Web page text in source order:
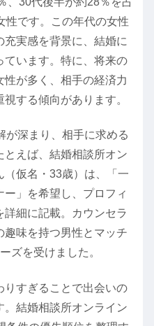
性です。この年代の女性
実感を背景に、結婚に
ています。特に、将来の
が多く、相手の経済力
する傾向があります。
が深まり、相手に求める
えば、結婚相談所オン
（仮名・33歳）は、「一
」を希望し、プロフィ
細に記載。カウンセラ
趣味を持つ男性とマッチ
ズを受けました。
りすぎることで出会いの
結婚相談所オンライン